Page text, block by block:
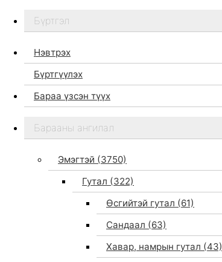
Бидний тухай
Дэлгүүр
Бүртгэл
Нэвтрэх
Бүртгүүлэх
Бараа үзсэн түүх
Барааны ангилал
Эмэгтэй (3750)
Гутал (322)
Өсгийтэй гутал (61)
Сандаал (63)
Хавар, намрын гутал (43)